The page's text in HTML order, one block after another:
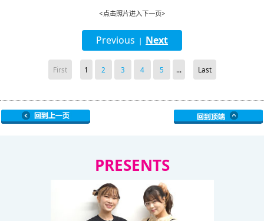
<点击照片进入下一页>
Previous | Next
First 1 2 3 4 5 ... Last
PRESENTS